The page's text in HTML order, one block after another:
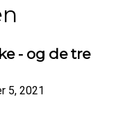
- og de tre
5, 2021